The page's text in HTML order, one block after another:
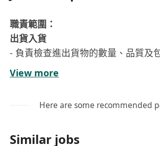
職責範圍：
出貨入貨
- 負責檢查進出貨物的數量、品質及
訂單要求。
- 需要使用掃描器或倉庫管理系統（
- 送貨安排及訂單跟進。
- 根據訂單需求，確保準時完成出貨
View more
Here are some recommended
Similar jobs